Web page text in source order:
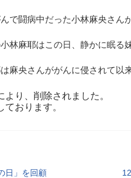
で闘病中だった小林麻央さん
林麻耶はこの日、静かに眠る
麻央さんががんに侵されて以
より、削除されました。
おります。
日」を回顧